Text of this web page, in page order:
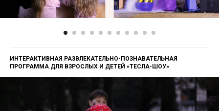
ИНТЕРАКТИВНАЯ РАЗВЛЕКАТЕЛЬНО-ПОЗНАВАТЕЛЬНАЯ
ПРОГРАММА ДЛЯ ВЗРОСЛЫХ И ДЕТЕЙ «ТЕСЛА-ШОУ»